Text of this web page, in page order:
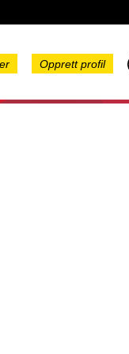
Opprett profil